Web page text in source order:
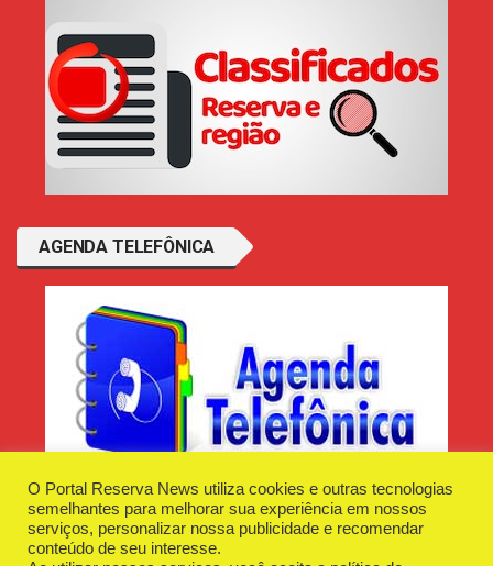
AGENDA TELEFÔNICA
O Portal Reserva News utiliza cookies e outras tecnologias
semelhantes para melhorar sua experiência em nossos
serviços, personalizar nossa publicidade e recomendar
conteúdo de seu interesse.